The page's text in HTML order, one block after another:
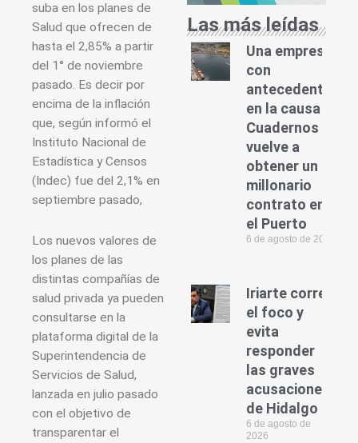
suba en los planes de
Salud que ofrecen de
hasta el 2,85% a partir
del 1° de noviembre
pasado. Es decir por
encima de la inflación
que, según informó el
Instituto Nacional de
Estadística y Censos
(Indec) fue del 2,1% en
septiembre pasado,
Los nuevos valores de
los planes de las
distintas compañías de
salud privada ya pueden
consultarse en la
plataforma digital de la
Superintendencia de
Servicios de Salud,
lanzada en julio pasado
con el objetivo de
transparentar el
Las más leídas
Una empresa
con
antecedentes
en la causa
Cuadernos
vuelve a
obtener un
millonario
contrato en
el Puerto
6 de agosto de 2026
Iriarte corre
el foco y
evita
responder
las graves
acusaciones
de Hidalgo
6 de agosto de
2026